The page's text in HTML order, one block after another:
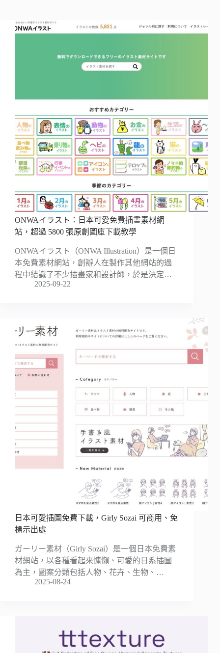
ONWAイラスト：日本可愛免費插畫素材網
站，超過 5800 張原創圖庫下載教學
ONWAイラスト（ONWA Illustration）是一個日
本免費素材網站，創辦人在製作其他網站的過
程中結識了不少插畫家和設計師，於是決定…
2025-09-22
日本可愛插圖免費下載，Girly Sozai 可商用、免
標示出處
ガーリー素材（Girly Sozai）是一個日本免費素
材網站，以各種看起來慵懶、可愛的日系插圖
為主，圖案分類包括人物、花卉、生物、…
2025-08-24